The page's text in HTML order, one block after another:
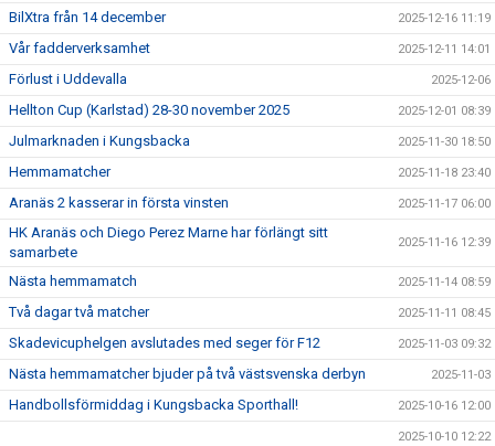
BilXtra från 14 december 2025-12-16 11:19
Vår fadderverksamhet 2025-12-11 14:01
Förlust i Uddevalla 2025-12-06
Hellton Cup (Karlstad) 28-30 november 2025 2025-12-01 08:39
Julmarknaden i Kungsbacka 2025-11-30 18:50
Hemmamatcher 2025-11-18 23:40
Aranäs 2 kasserar in första vinsten 2025-11-17 06:00
HK Aranäs och Diego Perez Marne har förlängt sitt
samarbete
2025-11-16 12:39
Nästa hemmamatch 2025-11-14 08:59
Två dagar två matcher 2025-11-11 08:45
Skadevicuphelgen avslutades med seger för F12 2025-11-03 09:32
Nästa hemmamatcher bjuder på två västsvenska derbyn 2025-11-03
Handbollsförmiddag i Kungsbacka Sporthall! 2025-10-16 12:00
2025-10-10 12:22